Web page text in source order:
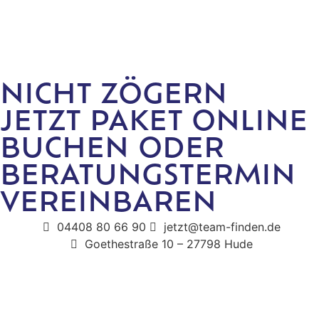
NICHT ZÖGERN
JETZT PAKET ONLINE
BUCHEN ODER
BERATUNGSTERMIN
VEREINBAREN
04408 80 66 90
jetzt@team-finden.de
Goethestraße 10 – 27798 Hude